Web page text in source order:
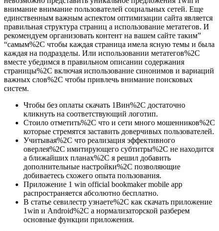
внимание внимание пользователей социальных сетей. Еще
единственным важным аспектом оптимизации сайта является
правильная структура страниц а использование метатегов. И
рекомендуем организовать контент на вашем сайте таким”
“самым%2C чтобы каждая страница имела ясную темы и была
каждая на подразделы. Или использовании метатегов%2C
вместе убедимся в правильном описании содержания
страницы%2C включая использование синонимов и вариаций
важных слов%2C чтобы привлечь внимание поисковых
систем.
Чтобы без оплаты скачать 1Вин%2C достаточно
кликнуть на соответствующий логотип.
Стоило отметить%2C что и сети много мошенников%2C
которые стремятся заставить доверчивых пользователей.
Учитывая%2C что реализация эффективного
оверлея%2C имитирующего субтитры%2C не находится
а ближайших планах%2C я решил добавить
дополнительные настройки%2C позволяющие
добиваетесь схожего опыта пользования.
Приложение 1 win official bookmaker mobile app
распространяется абсолютно бесплатно.
В статье севилестр узнаете%2C как скачать приложение
1win и Android%2C а нормализаторской разберем
основные функции приложения.